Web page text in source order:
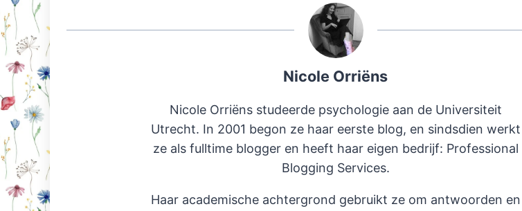
Nicole Orriëns
Nicole Orriëns studeerde psychologie aan de Universiteit
Utrecht. In 2001 begon ze haar eerste blog, en sindsdien werkt
ze als fulltime blogger en heeft haar eigen bedrijf: Professional
Blogging Services.
Haar academische achtergrond gebruikt ze om antwoorden en